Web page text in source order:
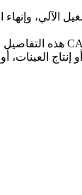
الآلي،